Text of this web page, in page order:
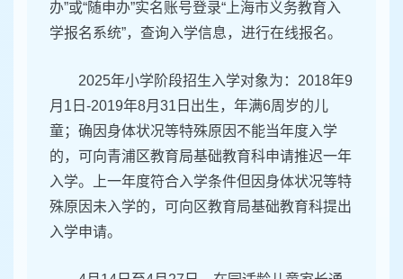
办”或“随申办”实名账号登录“上海市义务教育入
学报名系统”，查询入学信息，进行在线报名。
2025年小学阶段招生入学对象为：2018年9
月1日-2019年8月31日出生，年满6周岁的儿
童；确因身体状况等特殊原因不能当年度入学
的，可向青浦区教育局基础教育科申请推迟一年
入学。上一年度符合入学条件但因身体状况等特
殊原因未入学的，可向区教育局基础教育科提出
入学申请。